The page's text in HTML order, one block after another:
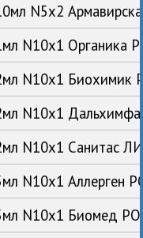
N5x2
N10x1 Органика
N10x1 Биохимик
N10x1
N10x1 Санитас
N10x1 Аллерген
N10x1 Биомед